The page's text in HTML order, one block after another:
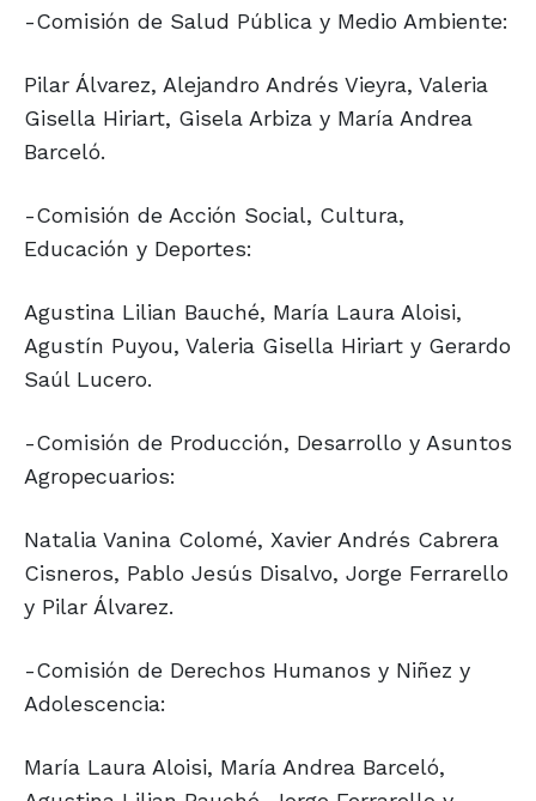
-Comisión de Salud Pública y Medio Ambiente:
Pilar Álvarez, Alejandro Andrés Vieyra, Valeria
Gisella Hiriart, Gisela Arbiza y María Andrea
Barceló.
-Comisión de Acción Social, Cultura,
Educación y Deportes:
Agustina Lilian Bauché, María Laura Aloisi,
Agustín Puyou, Valeria Gisella Hiriart y Gerardo
Saúl Lucero.
-Comisión de Producción, Desarrollo y Asuntos
Agropecuarios:
Natalia Vanina Colomé, Xavier Andrés Cabrera
Cisneros, Pablo Jesús Disalvo, Jorge Ferrarello
y Pilar Álvarez.
-Comisión de Derechos Humanos y Niñez y
Adolescencia:
María Laura Aloisi, María Andrea Barceló,